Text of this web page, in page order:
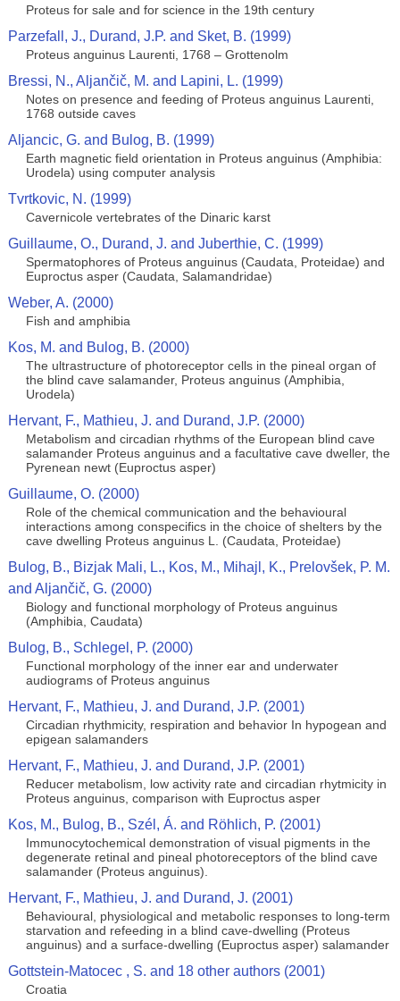
Proteus for sale and for science in the 19th century
Parzefall, J., Durand, J.P. and Sket, B. (1999)
Proteus anguinus Laurenti, 1768 – Grottenolm
Bressi, N., Aljančič, M. and Lapini, L. (1999)
Notes on presence and feeding of Proteus anguinus Laurenti,
1768 outside caves
Aljancic, G. and Bulog, B. (1999)
Earth magnetic field orientation in Proteus anguinus (Amphibia:
Urodela) using computer analysis
Tvrtkovic, N. (1999)
Cavernicole vertebrates of the Dinaric karst
Guillaume, O., Durand, J. and Juberthie, C. (1999)
Spermatophores of Proteus anguinus (Caudata, Proteidae) and
Euproctus asper (Caudata, Salamandridae)
Weber, A. (2000)
Fish and amphibia
Kos, M. and Bulog, B. (2000)
The ultrastructure of photoreceptor cells in the pineal organ of
the blind cave salamander, Proteus anguinus (Amphibia,
Urodela)
Hervant, F., Mathieu, J. and Durand, J.P. (2000)
Metabolism and circadian rhythms of the European blind cave
salamander Proteus anguinus and a facultative cave dweller, the
Pyrenean newt (Euproctus asper)
Guillaume, O. (2000)
Role of the chemical communication and the behavioural
interactions among conspecifics in the choice of shelters by the
cave dwelling Proteus anguinus L. (Caudata, Proteidae)
Bulog, B., Bizjak Mali, L., Kos, M., Mihajl, K., Prelovšek, P. M.
and Aljančič, G. (2000)
Biology and functional morphology of Proteus anguinus
(Amphibia, Caudata)
Bulog, B., Schlegel, P. (2000)
Functional morphology of the inner ear and underwater
audiograms of Proteus anguinus
Hervant, F., Mathieu, J. and Durand, J.P. (2001)
Circadian rhythmicity, respiration and behavior In hypogean and
epigean salamanders
Hervant, F., Mathieu, J. and Durand, J.P. (2001)
Reducer metabolism, low activity rate and circadian rhytmicity in
Proteus anguinus, comparison with Euproctus asper
Kos, M., Bulog, B., Szél, Á. and Röhlich, P. (2001)
Immunocytochemical demonstration of visual pigments in the
degenerate retinal and pineal photoreceptors of the blind cave
salamander (Proteus anguinus).
Hervant, F., Mathieu, J. and Durand, J. (2001)
Behavioural, physiological and metabolic responses to long-term
starvation and refeeding in a blind cave-dwelling (Proteus
anguinus) and a surface-dwelling (Euproctus asper) salamander
Gottstein-Matocec , S. and 18 other authors (2001)
Croatia